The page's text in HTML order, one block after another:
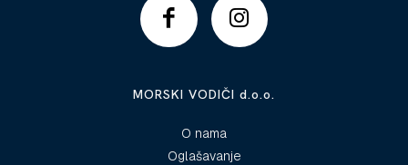
MORSKI VODIČI d.o.o.
O nama
Oglašavanje